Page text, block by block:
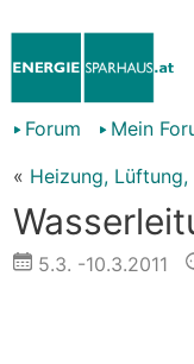
Forum Mein
« Heizung, Lüftung,
5.3. -10.3.2011